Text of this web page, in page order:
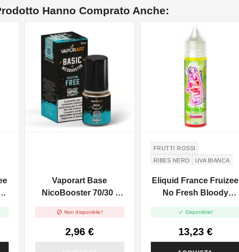
Hanno Comprato Anche:
Vaporart Base
NicoBooster 70/30 -
 Non disponibile!
2,96 €
FRUTTI ROSSI
RIBES NERO
UVA BIANCA
WHITE GRAPES
Eliquid France Fruizee
No Fresh Bloody
10ml
 Disponibile!
13,23 €